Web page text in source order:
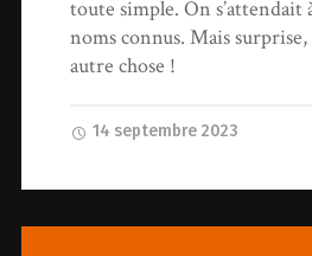
toute simple. On s’attendait
noms connus. Mais
autre chose !
14 septembre 2023